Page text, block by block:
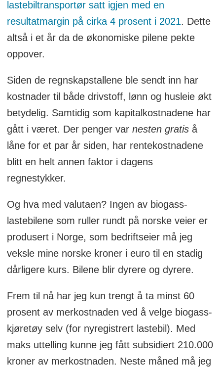
lastebiltransportør satt igjen med en
resultatmargin på cirka 4 prosent i 2021. Dette
altså i et år da de økonomiske pilene pekte
oppover.
Siden de regnskapstallene ble sendt inn har
kostnader til både drivstoff, lønn og husleie økt
betydelig. Samtidig som kapitalkostnadene har
gått i været. Der penger var nesten gratiså
låne for et par år siden, har rentekostnadene
blitt en helt annen faktor i dagens
regnestykker.
Og hva med valutaen? Ingen av biogass-
lastebilene som ruller rundt på norske veier er
produsert i Norge, som bedriftseier må jeg
veksle mine norske kroner i euro til en stadig
dårligere kurs. Bilene blir dyrere og dyrere.
Frem til nå har jeg kun trengt å ta minst 60
prosent av merkostnaden ved å velge biogass-
kjøretøy selv (for nyregistrert lastebil). Med
maks uttelling kunne jeg fått subsidiert 210.000
kroner av merkostnaden. Neste måned må jeg